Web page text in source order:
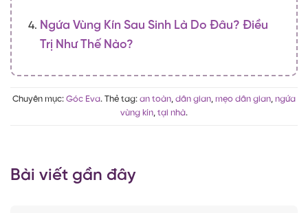
Ngứa Vùng Kín Sau Sinh Là Do Đâu? Điều
Trị Như Thế Nào?
Chuyên mục: Góc Eva. Thẻ tag: an toàn dân gian mẹo dân gian ngứa
vùng kín tại nhà.
Bài viết gần đây